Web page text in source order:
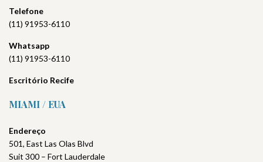
Telefone
(11) 91953-6110
Whatsapp
(11) 91953-6110
Escritório Recife
MIAMI / EUA
Endereço
501, East Las Olas Blvd
Suit 300 – Fort Lauderdale